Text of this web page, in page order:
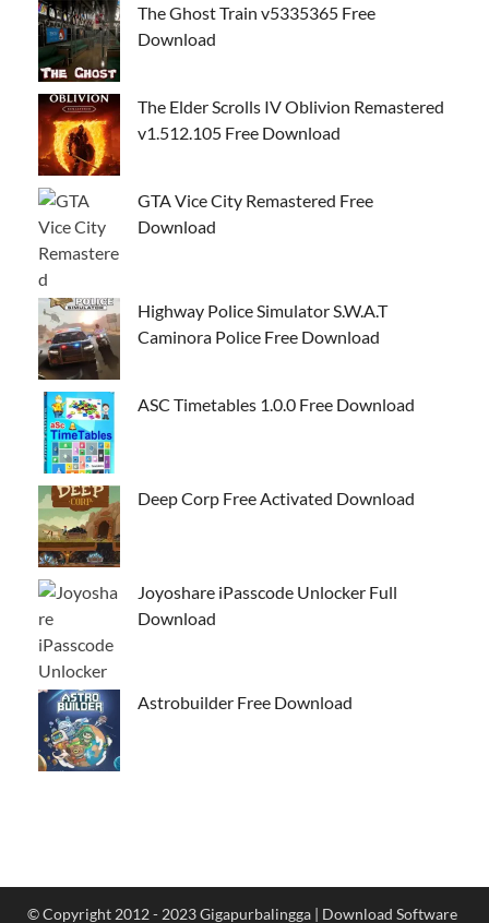
The Ghost Train v5335365 Free
Download
The Elder Scrolls IV Oblivion Remastered
v1.512.105 Free Download
GTA Vice City Remastered Free
Download
Highway Police Simulator S.W.A.T
Caminora Police Free Download
ASC Timetables 1.0.0 Free Download
Deep Corp Free Activated Download
Joyoshare iPasscode Unlocker Full
Download
Astrobuilder Free Download
© Copyright 2012 - 2023 Gigapurbalingga | Download Software